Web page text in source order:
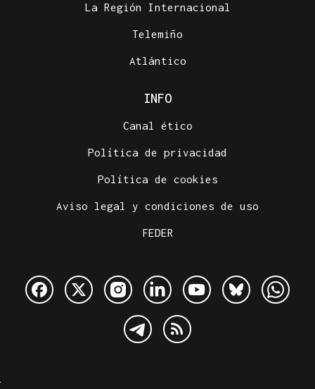
La Región Internacional
Telemiño
Atlántico
INFO
Canal ético
Política de privacidad
Política de cookies
Aviso legal y condiciones de uso
FEDER